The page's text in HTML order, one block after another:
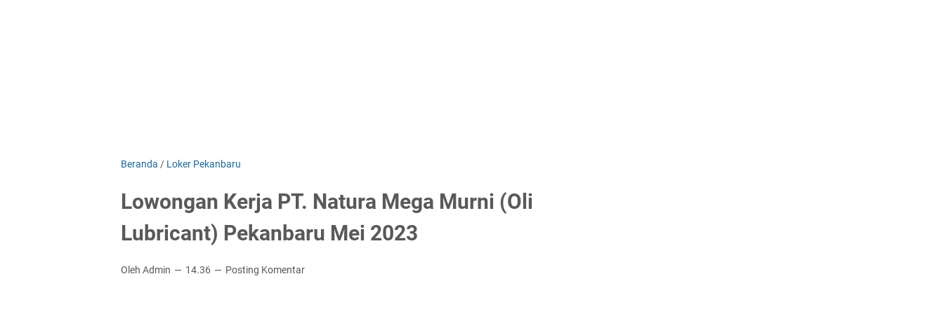
Beranda / Loker Pekanbaru
Lowongan Kerja PT. Natura Mega Murni (Oli
Lubricant) Pekanbaru Mei 2023
Oleh Admin 14.36 Posting Komentar